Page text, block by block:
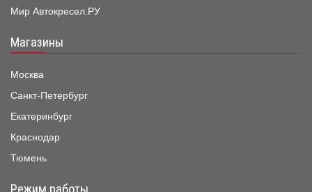
Мир Автокресел.РУ
Магазины
Москва
Санкт-Петербург
Екатеринбург
Краснодар
Тюмень